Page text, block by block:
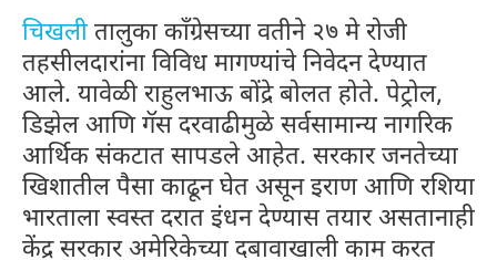
चिखली तालुका काँग्रेसच्या वतीने २७ मे रोजी
तहसीलदारांना विविध मागण्यांचे निवेदन देण्यात
आले. यावेळी राहुलभाऊ बोंद्रे बोलत होते. पेट्रोल,
डिझेल आणि गॅस दरवाढीमुळे सर्वसामान्य नागरिक
आर्थिक संकटात सापडले आहेत. सरकार जनतेच्या
खिशातील पैसा काढून घेत असून इराण आणि रशिया
भारताला स्वस्त दरात इंधन देण्यास तयार असतानाही
केंद्र सरकार अमेरिकेच्या दबावाखाली काम करत